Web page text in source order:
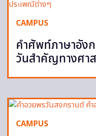
CAMPUS
คำศัพท์ภาษาอัง
วันสำคัญทางศา
CAMPUS